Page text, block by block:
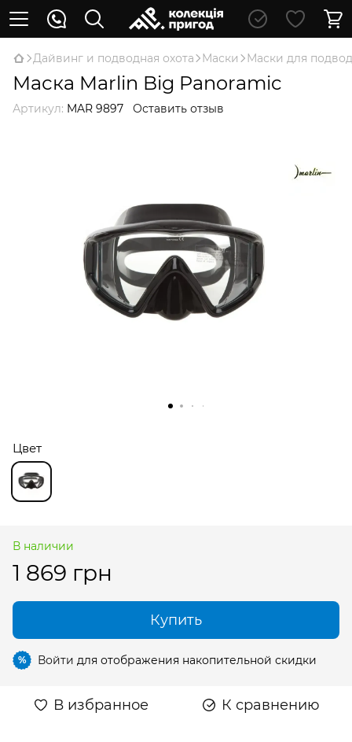
Дайвинг и подводная охота Маски Маски для
Маска Marlin Big Panoramic
Артикул: MAR 9897 Оставить отзыв
Цвет
В наличии
1 869 грн
Купить
% Войти для отображения накопительной скидки
В избранное К сравнению